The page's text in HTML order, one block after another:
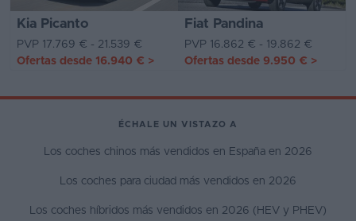
Kia Picanto Fiat Pandina
PVP 17.769 € - 21.539 €
PVP 16.862 € - 19.862 €
Ofertas desde 16.940 € > Ofertas desde 9.950 € >
ÉCHALE UN VISTAZO A
Los coches chinos más vendidos en España en 2026
Los coches para ciudad más vendidos en 2026
Los coches híbridos más vendidos en 2026 (HEV y PHEV)